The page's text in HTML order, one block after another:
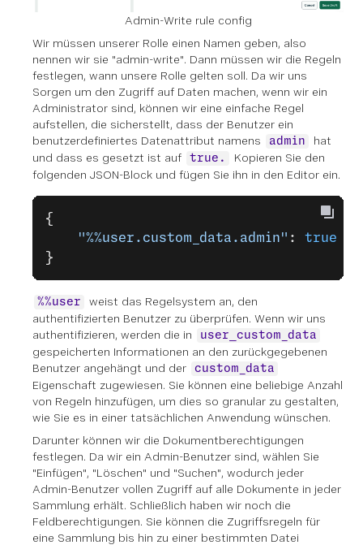
Admin-Write rule config
Wir müssen unserer Rolle einen Namen geben, also
nennen wir sie "admin-write". Dann müssen wir die Regeln
festlegen, wann unsere Rolle gelten soll. Da wir uns
Sorgen um den Zugriff auf Daten machen, wenn wir ein
Administrator sind, können wir eine einfache Regel
aufstellen, die sicherstellt, dass der Benutzer ein
benutzerdefiniertes Datenattribut namens
admin
hat
und dass es gesetzt ist auf
true.
Kopieren Sie den
folgenden JSON-Block und fügen Sie ihn in den Editor ein.
{
    "%%user.custom_data.admin"
: true
}
%%user
weist das Regelsystem an, den
authentifizierten Benutzer zu überprüfen. Wenn wir uns
authentifizieren, werden die in
user_custom_data
gespeicherten Informationen an den zurückgegebenen
Benutzer angehängt und der
custom_data
Eigenschaft zugewiesen. Sie können eine beliebige Anzahl
von Regeln hinzufügen, um dies so granular zu gestalten,
wie Sie es in einer tatsächlichen Anwendung wünschen.
Darunter können wir die Dokumentberechtigungen
festlegen. Da wir ein Admin-Benutzer sind, wählen Sie
"Einfügen", "Löschen" und "Suchen", wodurch jeder
Admin-Benutzer vollen Zugriff auf alle Dokumente in jeder
Sammlung erhält. Schließlich haben wir noch die
Feldberechtigungen. Sie können die Zugriffsregeln für
eine Sammlung bis hin zu einer bestimmten Datei